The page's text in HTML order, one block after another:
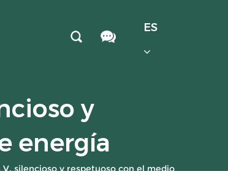
ES
y
energía
V, silencioso y respetuoso con el medio